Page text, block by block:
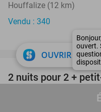
Houffalize (12 km)
Vendu : 340
2 nuits pour 2 +
OUVRIR DANS